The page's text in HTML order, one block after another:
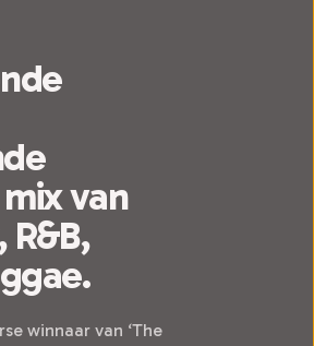
van
winnaar van ‘The